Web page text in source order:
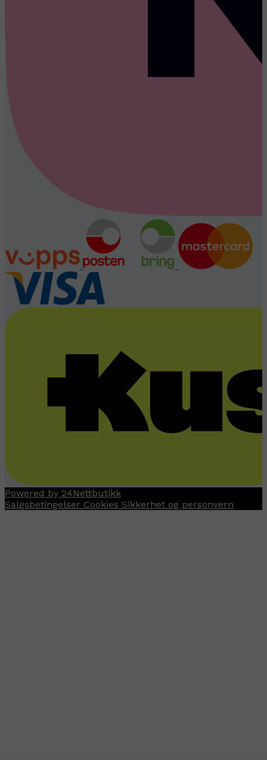
Powered by 24Nettbutikk
Salgsbetingelser Cookies Sikkerhet og personvern